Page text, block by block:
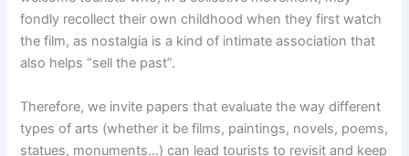
fondly recollect their own childhood when they first watch
the film, as nostalgia is a kind of intimate association that
also helps “sell the past”.
Therefore, we invite papers that evaluate the way different
types of arts (whether it be films, paintings, novels, poems,
statues, monuments…) can lead tourists to revisit and keep